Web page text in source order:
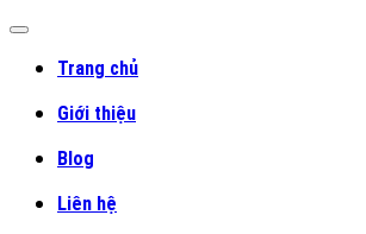
Trang chủ
Giới thiệu
Blog
Liên hệ